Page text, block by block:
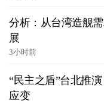
分析：从台湾造舰
展
3小时前
“民主之盾”台北推
应变